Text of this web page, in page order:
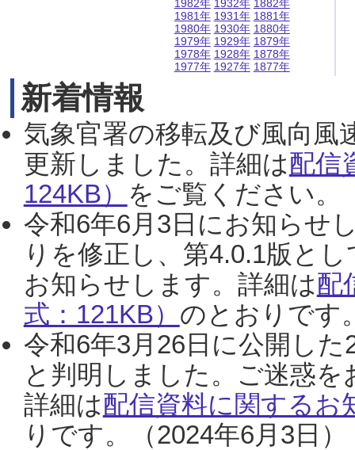
1982年
1981年
1980年
1979年
1978年
1977年
1932年
1931年
1930年
1929年
1928年
1927年
1882年
1881年
1880年
1879年
1878年
1877年
新着情報
気象官署の移転及び風向風
更新しました。詳細は配信
124KB） をご覧ください。
令和6年6月3日にお知らせ
りを修正し、第4.0.1版と
お知らせします。詳細は配
式：121KB） のとおりです
令和6年3月26日に公開し
と判明しました。ご迷惑
詳細は配信資料に関するお
りです。（2024年6月3日）